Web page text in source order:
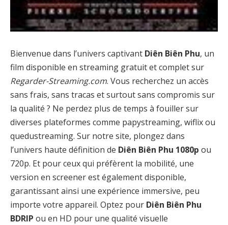
Bienvenue dans l’univers captivant Diên Biên Phu, un
film disponible en streaming gratuit et complet sur
Regarder-Streaming.com. Vous recherchez un accès
sans frais, sans tracas et surtout sans compromis sur
la qualité ? Ne perdez plus de temps à fouiller sur
diverses plateformes comme papystreaming, wiflix ou
quedustreaming. Sur notre site, plongez dans
l’univers haute définition de Diên Biên Phu 1080p ou
720p. Et pour ceux qui préfèrent la mobilité, une
version en screener est également disponible,
garantissant ainsi une expérience immersive, peu
importe votre appareil. Optez pour Diên Biên Phu
BDRIP ou en HD pour une qualité visuelle